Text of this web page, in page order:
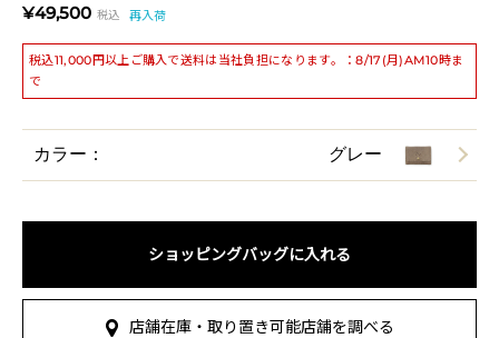
¥49,500 税込 再入荷
税込11,000円以上ご購入で送料は当社負担になります。：8/17(月)AM10時ま
で
カラー： グレー
ショッピングバッグに入れる
店舗在庫・取り置き可能店舗を調べる